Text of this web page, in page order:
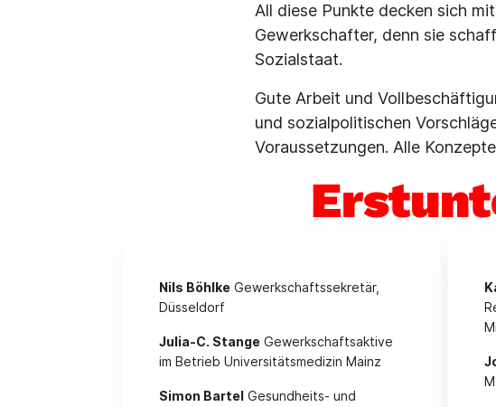
All diese Punkte decken sich
Gewerkschafter, denn sie
Sozialstaat.
Gute Arbeit und
und sozialpolitischen
Voraussetzungen. Alle
Nils Böhlke Gewerkschaftssekretär,
Düsseldorf
Julia-C. Stange Gewerkschaftsaktive
im Betrieb Universitätsmedizin Mainz
Simon Bartel Gesundheits- und